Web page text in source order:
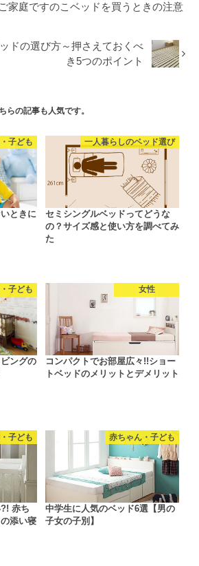
家庭ですのこベッドを買うときの注意
ドの選び方～押さえておくべ
き5つのポイント
らの記事も人気です。
子ども
ときに
一人暮らしのベッド選び
セミシングルベッドってどうな
の？サイズ感と使い方を調べてみ
た
子ども
ングの
女性
コンパクトでお部屋広々!!ショー
トベッドのメリットとデメリット
子ども
赤ち
添い寝
赤ちゃん・子ども
中学生に人気のベッド6選【男の
子女の子別】